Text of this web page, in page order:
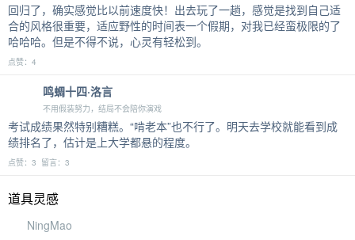
回归了，确实感觉比以前速度快！出去玩了一趟，感觉是找到自己适
合的风格很重要，适应野性的时间表一个假期，对我已经蛮极限的了
哈哈哈。但是不得不说，心灵有轻松到。
点赞：4
鸣蜩十四·洛言
不用假装努力，结局不会陪你演戏
考试成绩果然特别糟糕。“啃老本”也不行了。明天去学校就能看到成
绩排名了，估计是上大学都悬的程度。
点赞：3 留言：3
道具灵感
NingMao